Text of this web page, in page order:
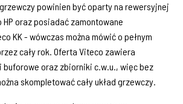
powinien być oparty na rewersyjnej
oraz posiadać zamontowane
KK - wówczas można mówić o pełnym
cały rok. Oferta Viteco zawiera
oraz zbiorniki c.w.u., więc bez
skompletować cały układ grzewczy.